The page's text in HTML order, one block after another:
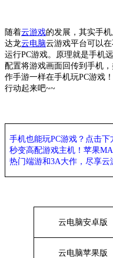
随着云游戏的发展，其实手
达龙云电脑云游戏平台可以
运行PC游戏。原理就是手机
配置将游戏画面回传到手机
作手游一样在手机玩PC游戏
行动起来吧~~
手机也能玩PC游戏？点击下
秒变高配游戏主机 ！苹果
热门端游和3A大作， 尽享云
云电脑安卓版
云电脑苹果版